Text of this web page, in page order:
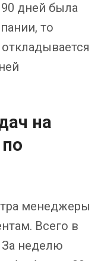
дней была
то
на
менеджеры
Всего в
За неделю